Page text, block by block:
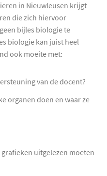
in Nieuwleusen krijgt
die zich hiervoor
bijles biologie te
biologie kan juist heel
ook moeite met:
van de docent?
organen doen en waar ze
uitgelezen moeten